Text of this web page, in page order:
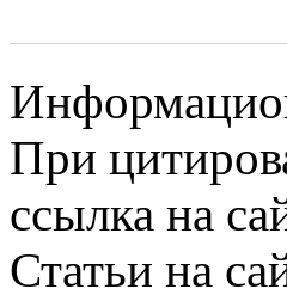
При
ссылка на
Статьи на